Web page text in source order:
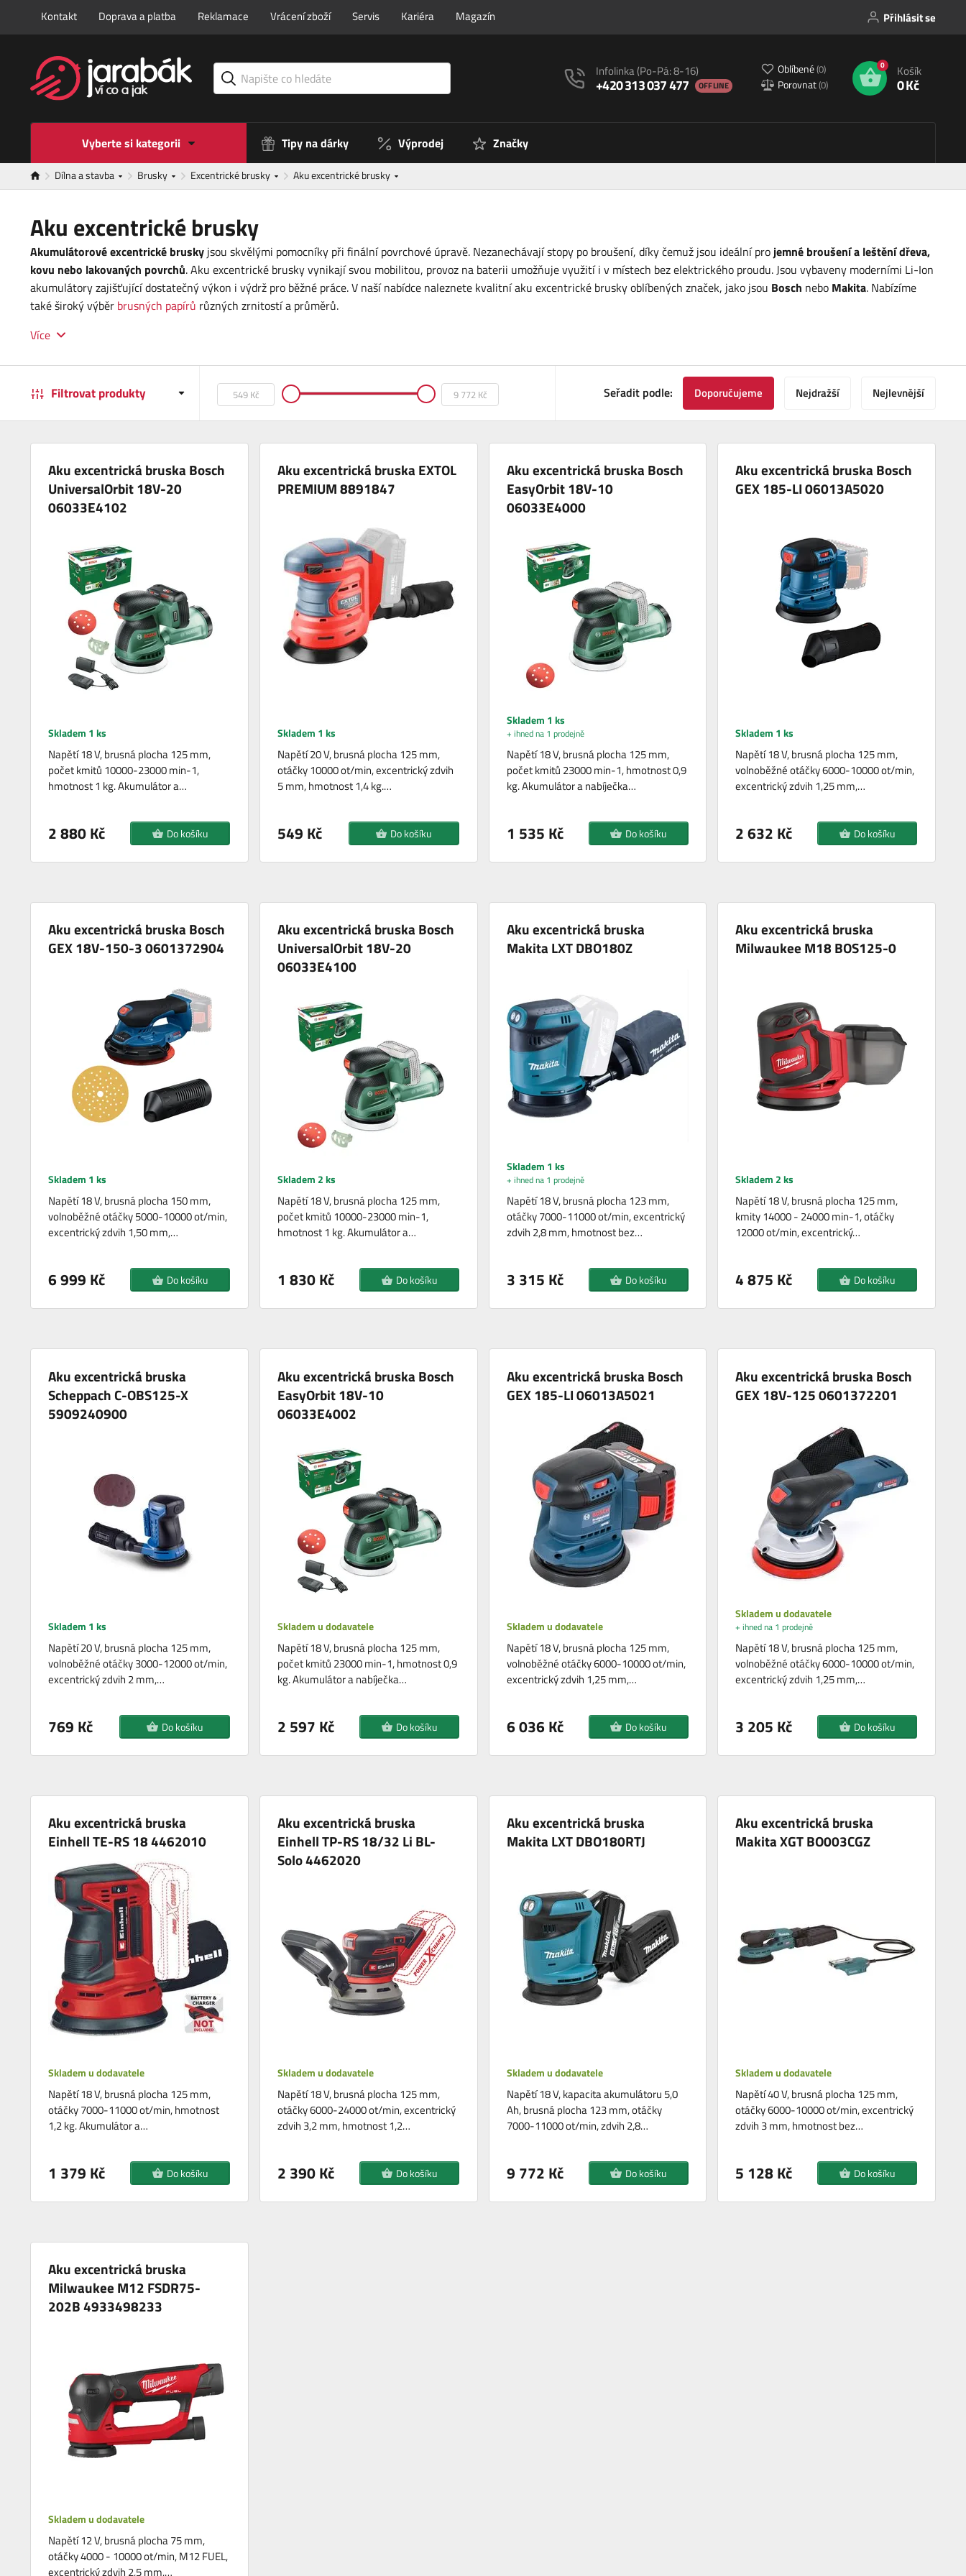
Kontakt Doprava a platba Reklamace Vrácení zboží Servis Kariéra Magazín Přihlásit se
Infolinka(Po-Pá: 8-16)
+420 313 037 477 OFFLINE
Oblíbené(0)
Porovnat(0)
0 Košík
0 Kč
Vyberte si kategorii Tipy na dárky Výprodej Značky
Dílna a stavba Brusky Excentrické brusky Aku excentrické brusky
Aku excentrické brusky
Akumulátorové excentrické brusky jsou skvělými pomocníky při finální povrchové úpravě. Nezanechávají stopy po broušení, díky čemuž jsou ideální projemné broušení a leštění dřeva,
kovu nebo lakovaných povrchů. Aku excentrické brusky vynikají svou mobilitou, provoz na baterii umožňuje využití i v místech bez elektrického proudu. Jsou vybaveny moderními Li-Ion
akumulátory zajišťující dostatečný výkon i výdrž pro běžné práce. V naší nabídce naleznete kvalitní aku excentrické brusky oblíbených značek, jako jsou Bosch nebo Makita. Nabízíme
také široký výběr brusných papírů různých zrnitostí a průměrů.
Více
Filtrovat produkty Seřadit podle: Doporučujeme Nejdražší Nejlevnější
Aku excentrická bruska Bosch
UniversalOrbit 18V-20
06033E4102
Skladem 1 ks
Napětí 18 V, brusná plocha 125 mm,
počet kmitů 10000-23000 min-1,
hmotnost 1 kg. Akumulátor a…
2 880 Kč Do košíku
Aku excentrická bruska EXTOL
PREMIUM 8891847
Skladem 1 ks
Napětí 20 V, brusná plocha 125 mm,
otáčky 10000 ot/min, excentrický zdvih
5 mm, hmotnost 1,4 kg.…
549 Kč Do košíku
Aku excentrická bruska Bosch
EasyOrbit 18V-10
06033E4000
Skladem 1 ks
+ ihned na 1 prodejně
Napětí 18 V, brusná plocha 125 mm,
počet kmitů 23000 min-1, hmotnost 0,9
kg. Akumulátor a nabíječka…
1 535 Kč Do košíku
Aku excentrická bruska Bosch
GEX 185-LI 06013A5020
Skladem 1 ks
Napětí 18 V, brusná plocha 125 mm,
volnoběžné otáčky 6000-10000 ot/min,
excentrický zdvih 1,25 mm,…
2 632 Kč Do košíku
Aku excentrická bruska Bosch
GEX 18V-150-3 0601372904
Skladem 1 ks
Napětí 18 V, brusná plocha 150 mm,
volnoběžné otáčky 5000-10000 ot/min,
excentrický zdvih 1,50 mm,…
6 999 Kč Do košíku
Aku excentrická bruska Bosch
UniversalOrbit 18V-20
06033E4100
Skladem 2 ks
Napětí 18 V, brusná plocha 125 mm,
počet kmitů 10000-23000 min-1,
hmotnost 1 kg. Akumulátor a…
1 830 Kč Do košíku
Aku excentrická bruska
Makita LXT DBO180Z
Skladem 1 ks
+ ihned na 1 prodejně
Napětí 18 V, brusná plocha 123 mm,
otáčky 7000-11000 ot/min, excentrický
zdvih 2,8 mm, hmotnost bez…
3 315 Kč Do košíku
Aku excentrická bruska
Milwaukee M18 BOS125-0
Skladem 2 ks
Napětí 18 V, brusná plocha 125 mm,
kmity 14000 - 24000 min-1, otáčky
12000 ot/min, excentrický…
4 875 Kč Do košíku
Aku excentrická bruska
Scheppach C-OBS125-X
5909240900
Skladem 1 ks
Napětí 20 V, brusná plocha 125 mm,
volnoběžné otáčky 3000-12000 ot/min,
excentrický zdvih 2 mm,…
769 Kč Do košíku
Aku excentrická bruska Bosch
EasyOrbit 18V-10
06033E4002
Skladem u dodavatele
Napětí 18 V, brusná plocha 125 mm,
počet kmitů 23000 min-1, hmotnost 0,9
kg. Akumulátor a nabíječka…
2 597 Kč Do košíku
Aku excentrická bruska Bosch
GEX 185-LI 06013A5021
Skladem u dodavatele
Napětí 18 V, brusná plocha 125 mm,
volnoběžné otáčky 6000-10000 ot/min,
excentrický zdvih 1,25 mm,…
6 036 Kč Do košíku
Aku excentrická bruska Bosch
GEX 18V-125 0601372201
Skladem u dodavatele
+ ihned na 1 prodejně
Napětí 18 V, brusná plocha 125 mm,
volnoběžné otáčky 6000-10000 ot/min,
excentrický zdvih 1,25 mm,…
3 205 Kč Do košíku
Aku excentrická bruska
Einhell TE-RS 18 4462010
Skladem u dodavatele
Napětí 18 V, brusná plocha 125 mm,
otáčky 7000-11000 ot/min, hmotnost
1,2 kg. Akumulátor a…
1 379 Kč Do košíku
Aku excentrická bruska
Einhell TP-RS 18/32 Li BL-
Solo 4462020
Skladem u dodavatele
Napětí 18 V, brusná plocha 125 mm,
otáčky 6000-24000 ot/min, excentrický
zdvih 3,2 mm, hmotnost 1,2…
2 390 Kč Do košíku
Aku excentrická bruska
Makita LXT DBO180RTJ
Skladem u dodavatele
Napětí 18 V, kapacita akumulátoru 5,0
Ah, brusná plocha 123 mm, otáčky
7000-11000 ot/min, zdvih 2,8…
9 772 Kč Do košíku
Aku excentrická bruska
Makita XGT BO003CGZ
Skladem u dodavatele
Napětí 40 V, brusná plocha 125 mm,
otáčky 6000-10000 ot/min, excentrický
zdvih 3 mm, hmotnost bez…
5 128 Kč Do košíku
Aku excentrická bruska
Milwaukee M12 FSDR75-
202B 4933498233
Skladem u dodavatele
Napětí 12 V, brusná plocha 75 mm,
otáčky 4000 - 10000 ot/min, M12 FUEL,
excentrický zdvih 2,5 mm,…